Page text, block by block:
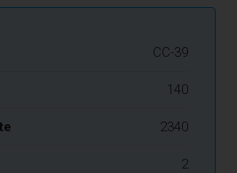
CC-39
140
2340
2